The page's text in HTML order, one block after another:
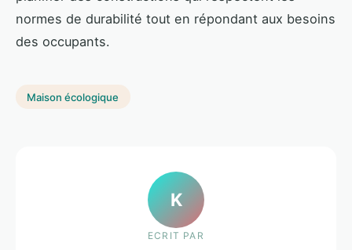
normes de durabilité tout en répondant aux besoins
des occupants.
Maison écologique
K
ECRIT PAR